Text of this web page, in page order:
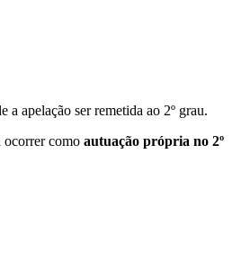
a apelação ser remetida ao 2º grau.
ocorrer como autuação própria no 2º